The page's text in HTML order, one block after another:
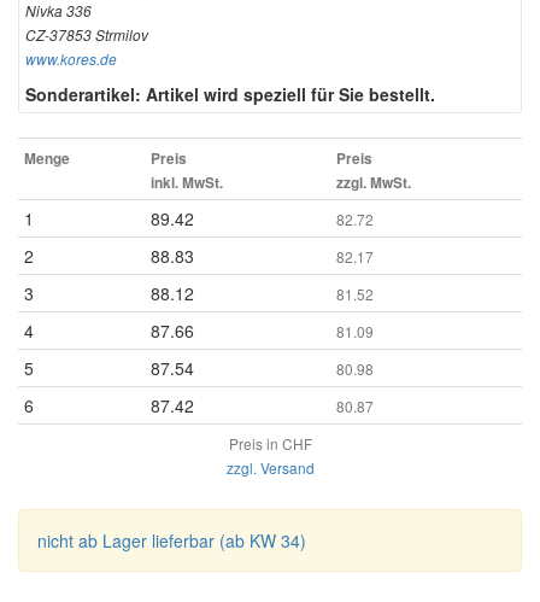
Nivka 336
CZ-37853 Strmilov
www.kores.de
Sonderartikel: Artikel wird speziell für Sie bestellt.
Menge
Preis
inkl. MwSt.
Preis
zzgl. MwSt.
1 89.42 82.72
2 88.83 82.17
3 88.12 81.52
4 87.66 81.09
5 87.54 80.98
6 87.42
80.87
Preis in CHF
zzgl. Versand
nicht ab Lager lieferbar (ab KW 34)